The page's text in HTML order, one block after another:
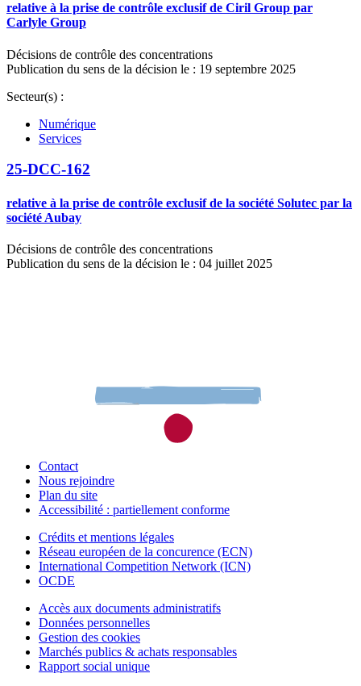
relative à la prise de contrôle exclusif de Ciril Group par
Carlyle Group
Décisions de contrôle des concentrations
Publication du sens de la décision le : 19 septembre 2025
Secteur(s) :
Numérique
Services
25-DCC-162
relative à la prise de contrôle exclusif de la société Solutec par la
société Aubay
Décisions de contrôle des concentrations
Publication du sens de la décision le : 04 juillet 2025
Contact
Nous rejoindre
Plan du site
Accessibilité : partiellement conforme
Crédits et mentions légales
Réseau européen de la concurence (ECN)
International Competition Network (ICN)
OCDE
Accès aux documents administratifs
Données personnelles
Gestion des cookies
Marchés publics & achats responsables
Rapport social unique